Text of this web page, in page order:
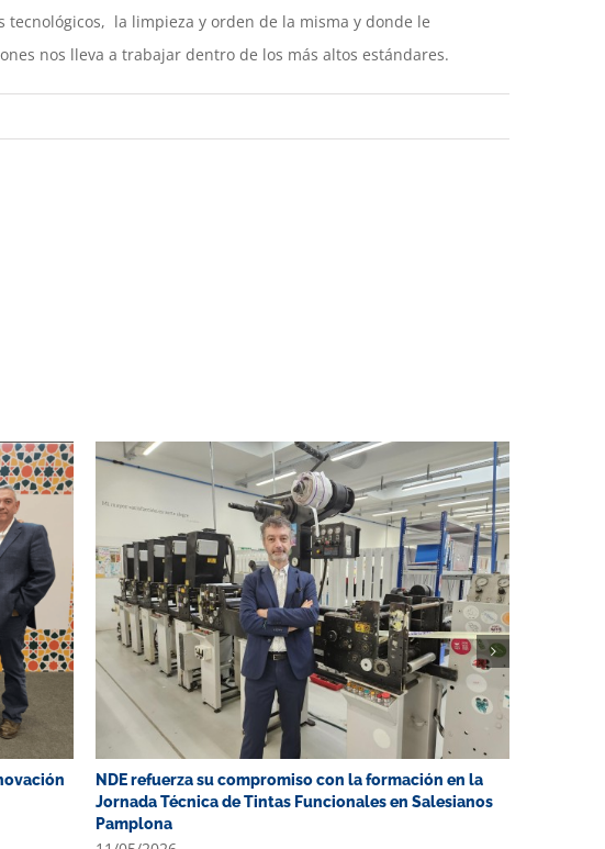
tecnológicos, la limpieza y orden de la misma y donde le
nos lleva a trabajar dentro de los más altos estándares.
NDE refuerza su compromiso con la formación en la
Jornada Técnica de Tintas Funcionales en Salesianos
Pamplona